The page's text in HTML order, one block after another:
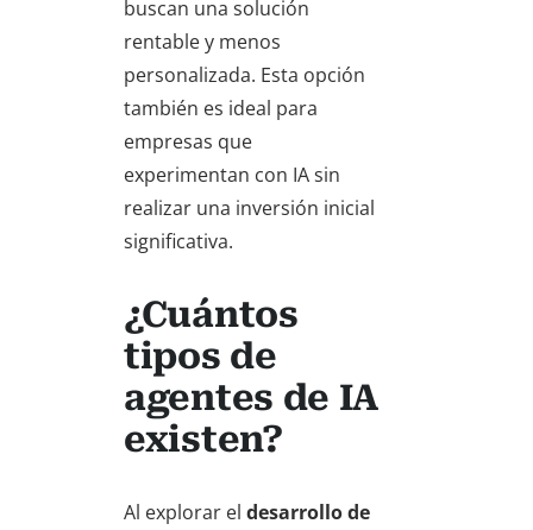
buscan una solución
rentable y menos
personalizada. Esta opción
también es ideal para
empresas que
experimentan con IA sin
realizar una inversión inicial
significativa.
¿Cuántos
tipos de
agentes de IA
existen?
Al explorar el desarrollo de